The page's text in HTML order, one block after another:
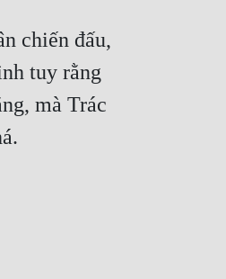
chiến đấu,
tuy rằng
mà Trác